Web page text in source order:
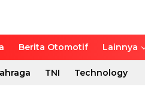
Berita Otomotif Lainnya
TNI Technology